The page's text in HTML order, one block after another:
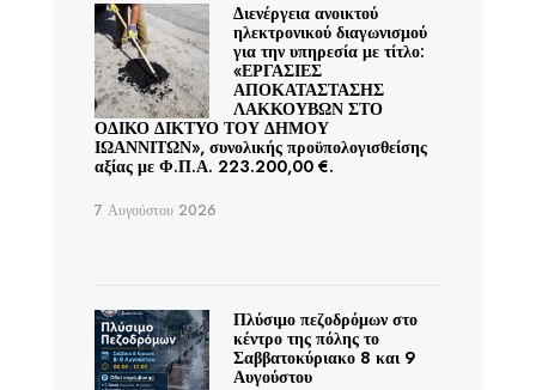
Διενέργεια ανοικτού
ηλεκτρονικού διαγωνισμού
για την υπηρεσία με τίτλο:
«ΕΡΓΑΣΙΕΣ
ΑΠΟΚΑΤΑΣΤΑΣΗΣ
ΛΑΚΚΟΥΒΩΝ ΣΤΟ
ΟΔΙΚΟ ΔΙΚΤΥΟ ΤΟΥ ΔΗΜΟΥ
ΙΩΑΝΝΙΤΩΝ», συνολικής προϋπολογισθείσης
αξίας με Φ.Π.Α. 223.200,00 €.
7 Αυγούστου 2026
Πλύσιμο πεζοδρόμων στο
κέντρο της πόλης το
Σαββατοκύριακο 8 και 9
Αυγούστου